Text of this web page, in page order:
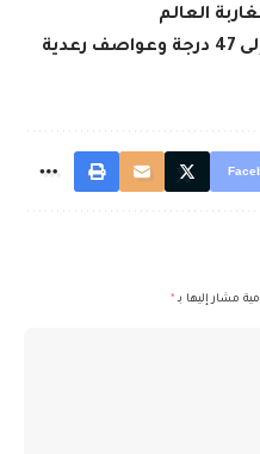
العالم
نشرة إنذارية: موجة حر تصل إلى 47 درجة وعواصف رعدية
مشار إليها بـ *